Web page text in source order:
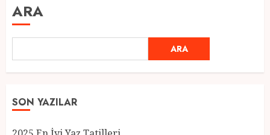
ARA
ARA
SON YAZILAR